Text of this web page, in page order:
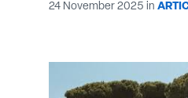
24 November 2025 in